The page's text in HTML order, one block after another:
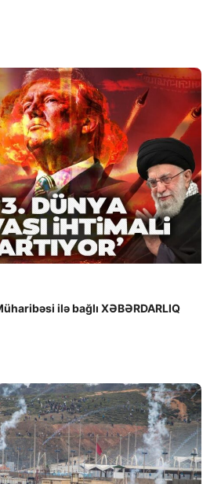
ilə bağlı XƏBƏRDARLIQ